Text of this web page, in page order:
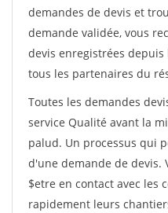
demandes de devis et
demande validée, vous
devis enregistrées
tous les partenaires du
Toutes les demandes
service Qualité avant la
palud. Un processus qui
d'une demande de devis.
$etre en contact avec les
rapidement leurs